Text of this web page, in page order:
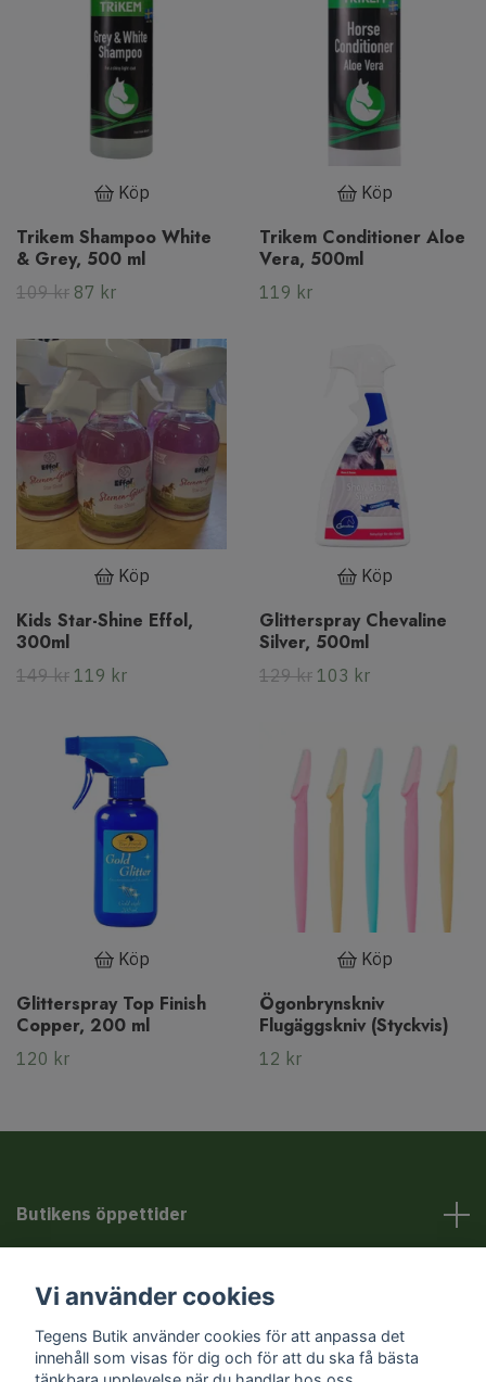
Köp
Trikem Shampoo White
& Grey, 500 ml
109 kr 87 kr
Köp
Trikem Conditioner Aloe
Vera, 500ml
119 kr
Köp
Kids Star-Shine Effol,
300ml
149 kr 119 kr
Köp
Glitterspray Chevaline
Silver, 500ml
129 kr 103 kr
Köp
Glitterspray Top Finish
Copper, 200 ml
120 kr
Köp
Ögonbrynskniv
Flugäggskniv (Styckvis)
12 kr
Butikens öppettider
Sociala medier
Vi använder cookies
Tegens Butik använder cookies för att anpassa det
innehåll som visas för dig och för att du ska få bästa